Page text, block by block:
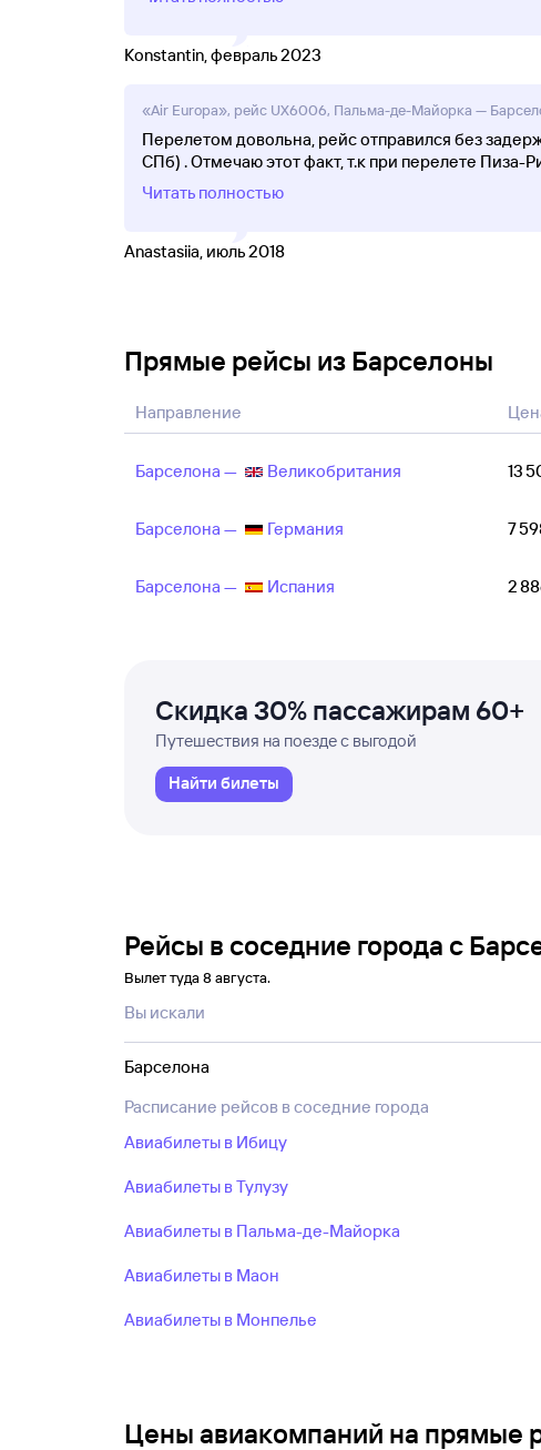
Konstantin, февраль 2023
«Air Europa», рейс UX6006, Пальма-де-Майорка —
Перелетом довольна, рейс отправился без
СПб) . Отмечаю этот факт, т.к при перелете Пиза-
Читать полностью
Anastasiia, июль 2018
Прямые рейсы из Барселоны
Направление
Барселона — Великобритания 13
Барселона — Германия 7
Барселона — Испания 2
Скидка 30% пассажирам 60+
Путешествия на поезде с выгодой
Найти билеты
Рейсы в соседние города с
Вылет туда 8 августа.
Вы искали
Барселона
Расписание рейсов в соседние города
Авиабилеты в Ибицу
Авиабилеты в Тулузу
Авиабилеты в Пальма-де-Майорка
Авиабилеты в Маон
Авиабилеты в Монпелье
Цены авиакомпаний на прямые